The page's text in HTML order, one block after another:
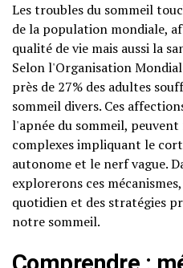
Les troubles du sommeil
de la population mondiale,
qualité de vie mais aussi la
Selon l'Organisation
près de 27% des adultes
sommeil divers. Ces
l'apnée du sommeil,
complexes impliquant le
autonome et le nerf vague.
explorerons ces
quotidien et des stratégies
notre sommeil.